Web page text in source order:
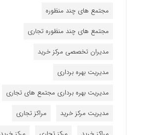
مجتمع های چند منظوره
مجتمع های چند منظوره تجاری
مدیران تخصصی مرکز خرید
مدیریت بهره برداری
مدیریت بهره برداری مجتمع های تجاری
مدیریت مرکز خرید
مراکز تجاری